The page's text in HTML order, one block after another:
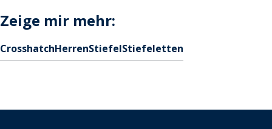
Zeige mir mehr:
CrosshatchHerrenStiefelStiefeletten